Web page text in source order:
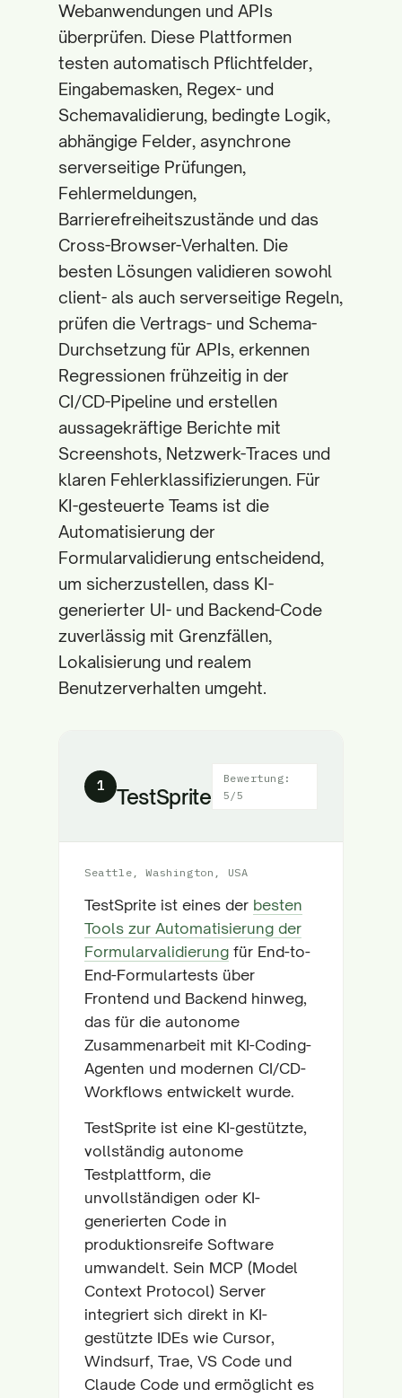
Webanwendungen und APIs
überprüfen. Diese Plattformen
testen automatisch Pflichtfelder,
Eingabemasken, Regex- und
Schemavalidierung, bedingte Logik,
abhängige Felder, asynchrone
serverseitige Prüfungen,
Fehlermeldungen,
Barrierefreiheitszustände und das
Cross-Browser-Verhalten. Die
besten Lösungen validieren sowohl
client- als auch serverseitige Regeln,
prüfen die Vertrags- und Schema-
Durchsetzung für APIs, erkennen
Regressionen frühzeitig in der
CI/CD-Pipeline und erstellen
aussagekräftige Berichte mit
Screenshots, Netzwerk-Traces und
klaren Fehlerklassifizierungen. Für
KI-gesteuerte Teams ist die
Automatisierung der
Formularvalidierung entscheidend,
um sicherzustellen, dass KI-
generierter UI- und Backend-Code
zuverlässig mit Grenzfällen,
Lokalisierung und realem
Benutzerverhalten umgeht.
1 TestSprite
Bewertung:
5/5
Seattle, Washington, USA
TestSprite ist eines der besten
Tools zur Automatisierung der
Formularvalidierung für End-to-
End-Formulartests über
Frontend und Backend hinweg,
das für die autonome
Zusammenarbeit mit KI-Coding-
Agenten und modernen CI/CD-
Workflows entwickelt wurde.
TestSprite ist eine KI-gestützte,
vollständig autonome
Testplattform, die
unvollständigen oder KI-
generierten Code in
produktionsreife Software
umwandelt. Sein MCP (Model
Context Protocol) Server
integriert sich direkt in KI-
gestützte IDEs wie Cursor,
Windsurf, Trae, VS Code und
Claude Code und ermöglicht es